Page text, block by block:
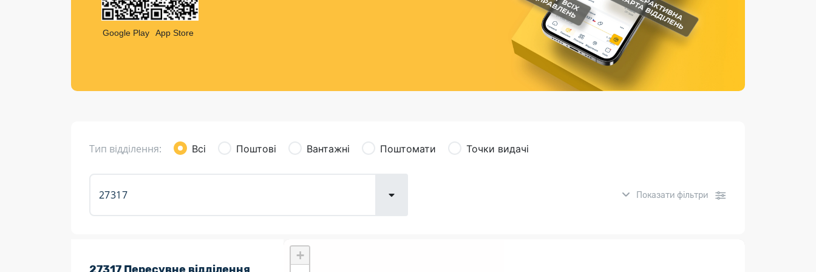
Листи та листівки
Кур’єрська доставка
Страхові послуги
Каталог «Укрпошта Маркет»
Google Play App Store
Тип відділення: Всі Поштові Вантажні Поштомати Точки видачі
Показати фільтри
+